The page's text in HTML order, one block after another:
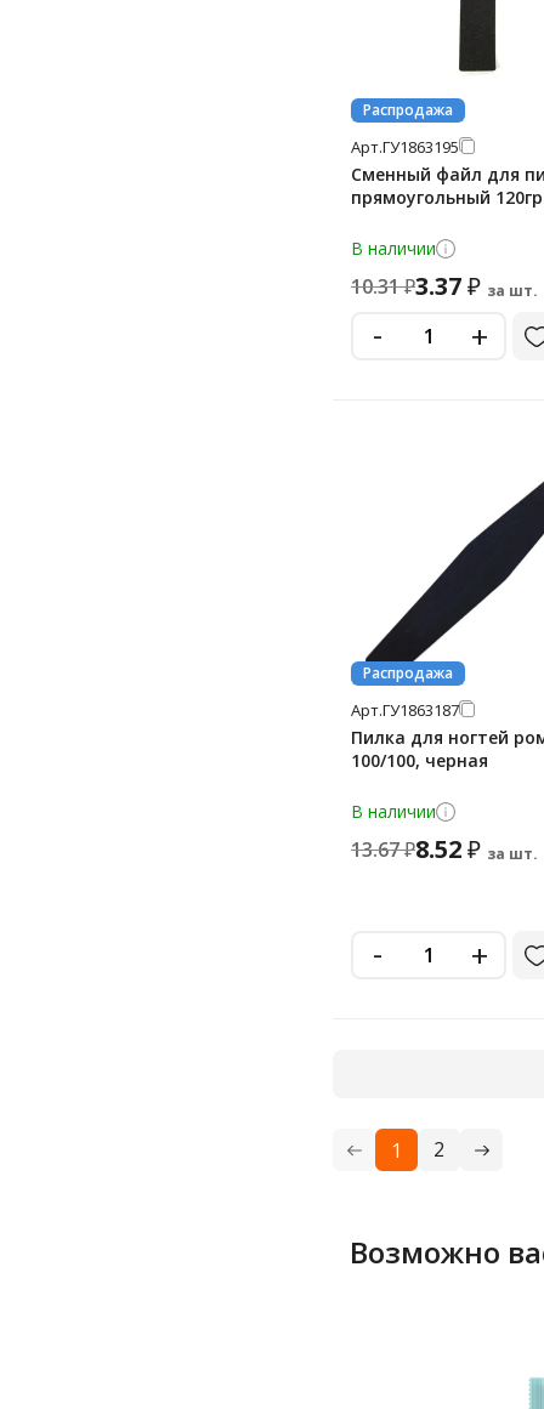
Распродажа
Арт.ГУ1863195
Сменный файл для
прямоугольный
В наличии
10.31₽3.37₽ за шт.
- +
Распродажа
Арт.ГУ1863187
Пилка для ногтей
100/100, черная
В наличии
13.67₽8.52₽ за шт.
- +
1 2
Возможно